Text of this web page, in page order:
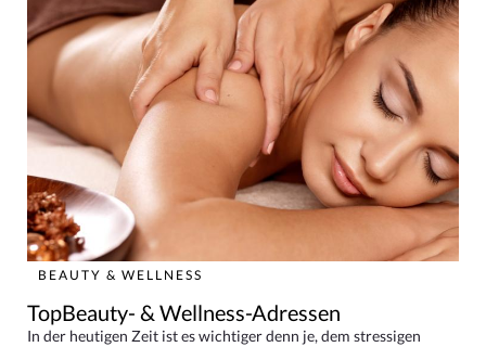
BEAUTY & WELLNESS
TopBeauty- & Wellness-Adressen
In der heutigen Zeit ist es wichtiger denn je, dem stressigen